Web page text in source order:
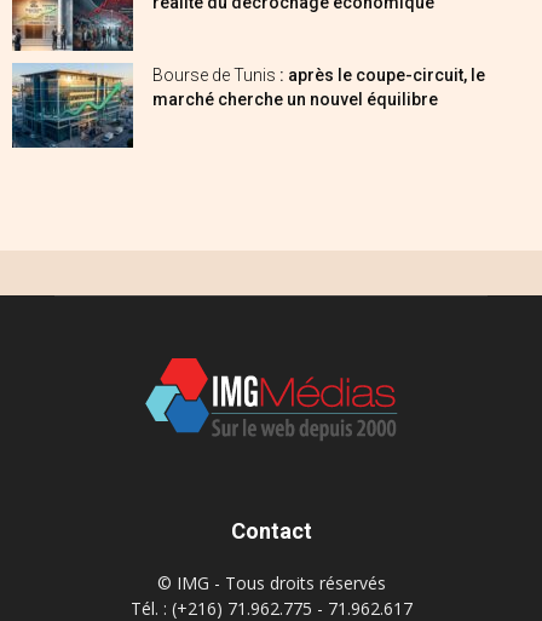
Bourse de Tunis : après le coupe-circuit, le
marché cherche un nouvel équilibre
Contact
© IMG - Tous droits réservés
Tél. : (+216) 71.962.775 - 71.962.617